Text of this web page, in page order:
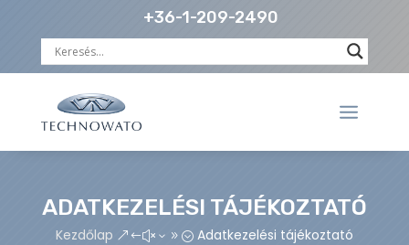
+36-1-209-2490
ADATKEZELÉSI TÁJÉKOZTATÓ
Kezdőlap &#x39; Adatkezelési tájékoztató